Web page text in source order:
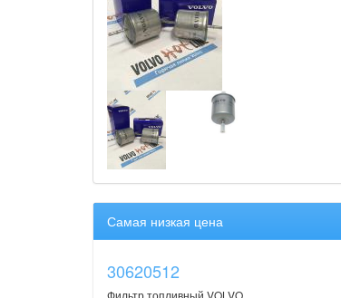
Самая низкая цена
30620512
Фильтр топливный VOLVO